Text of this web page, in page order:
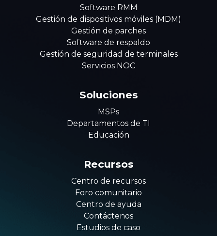
Software RMM
Gestión de dispositivos móviles (MDM)
Gestión de parches
Software de respaldo
Gestión de seguridad de terminales
Servicios NOC
Soluciones
MSPs
Departamentos de TI
Educación
Recursos
Centro de recursos
Foro comunitario
Centro de ayuda
Contáctenos
Estudios de caso